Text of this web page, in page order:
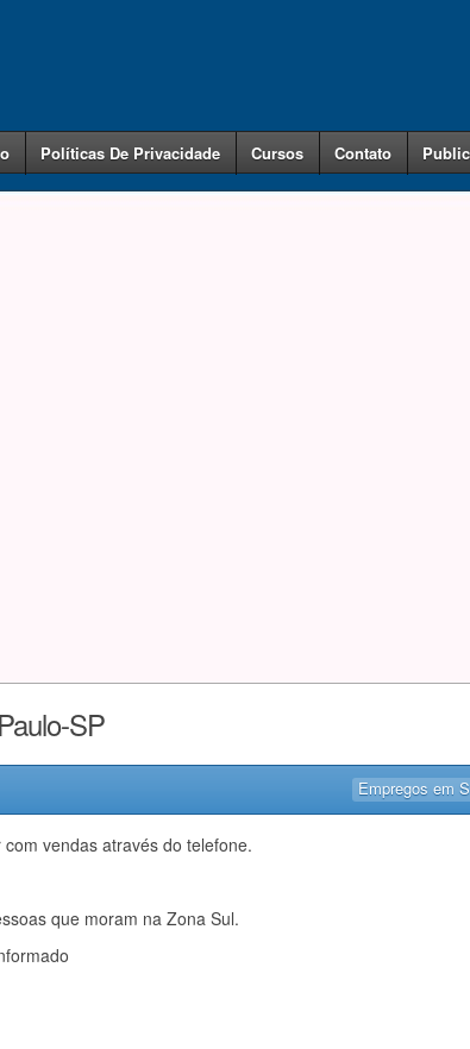
Políticas De Privacidade Cursos Contato
SP
Empregos em
com vendas através do telefone.
que moram na Zona Sul.